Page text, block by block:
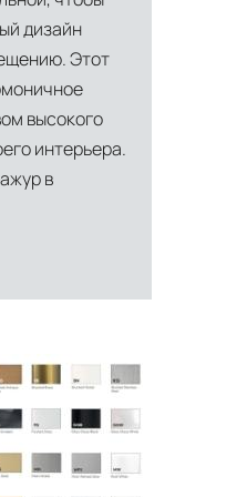
дизайн
Этот
высокого
интерьера.
в